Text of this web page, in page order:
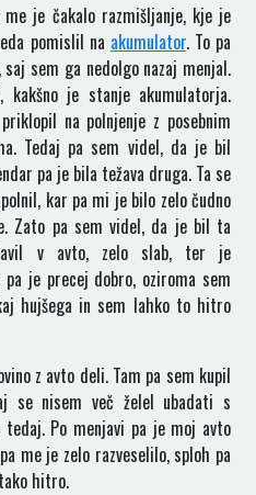
je čakalo razmišljanje, kje je
pomislil na akumulator. To pa
sem ga nedolgo nazaj menjal.
je stanje akumulatorja.
na polnjenje z posebnim
Tedaj pa sem videl, da je bil
pa je bila težava druga. Ta se
kar pa mi je bilo zelo čudno
Zato pa sem videl, da je bil ta
v avto, zelo slab, ter je
je precej dobro, oziroma sem
hujšega in sem lahko to hitro
z avto deli. Tam pa sem kupil
se nisem več želel ubadati s
Po menjavi pa je moj avto
me je zelo razveselilo, sploh pa
hitro.